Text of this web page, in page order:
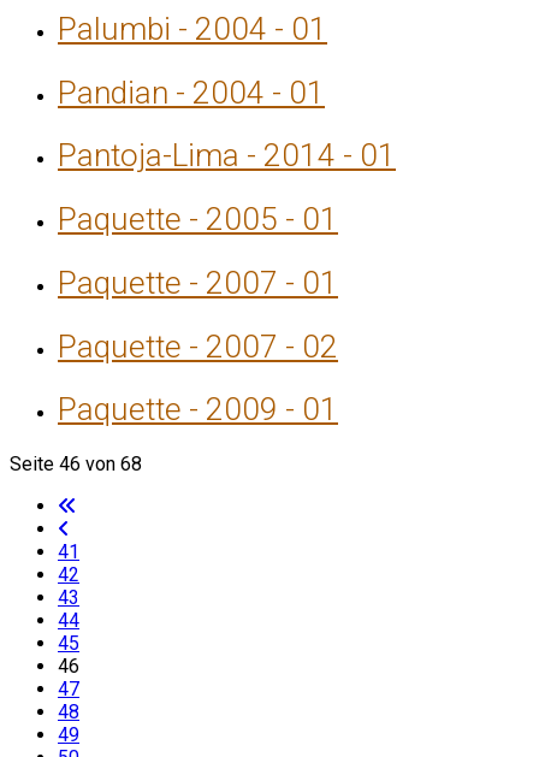
Palumbi - 2004 - 01
Pandian - 2004 - 01
Pantoja-Lima - 2014 - 01
Paquette - 2005 - 01
Paquette - 2007 - 01
Paquette - 2007 - 02
Paquette - 2009 - 01
Seite 46 von 68
41
42
43
44
45
46
47
48
49